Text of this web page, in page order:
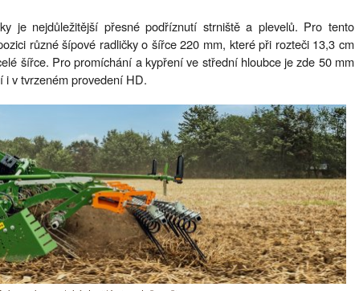
je nejdůležitější přesné podříznutí strniště a plevelů. Pro tento
různé šípové radličky o šířce 220 mm, které při rozteči 13,3 cm
šířce. Pro promíchání a kypření ve střední hloubce je zde 50 mm
i v tvrzeném provedení HD.